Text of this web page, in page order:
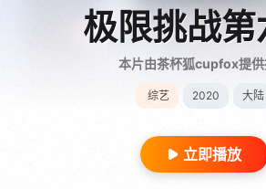
极限挑战第
本片由茶杯狐cupfox提
综艺 2020 大陆
立即播放